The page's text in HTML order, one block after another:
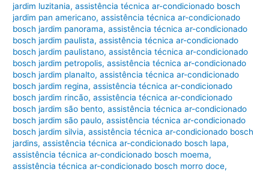
jardim luzitania,assistência técnica ar-condicionado bosch
jardim pan americano,assistência técnica ar-condicionado
bosch jardim panorama,assistência técnica ar-condicionado
bosch jardim paulista,assistência técnica ar-condicionado
bosch jardim paulistano,assistência técnica ar-condicionado
bosch jardim petropolis,assistência técnica ar-condicionado
bosch jardim planalto,assistência técnica ar-condicionado
bosch jardim regina,assistência técnica ar-condicionado
bosch jardim rincão,assistência técnica ar-condicionado
bosch jardim são bento,assistência técnica ar-condicionado
bosch jardim são paulo,assistência técnica ar-condicionado
bosch jardim silvia,assistência técnica ar-condicionado bosch
jardins,assistência técnica ar-condicionado bosch lapa,
assistência técnica ar-condicionado bosch moema,
assistência técnica ar-condicionado bosch morro doce,